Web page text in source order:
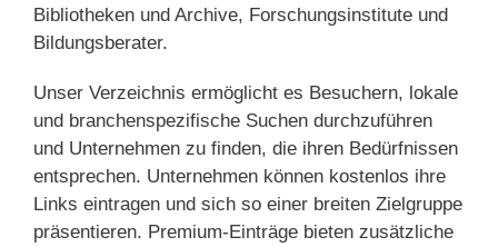
Bibliotheken und Archive, Forschungsinstitute und
Bildungsberater.
Unser Verzeichnis ermöglicht es Besuchern, lokale
und branchenspezifische Suchen durchzuführen
und Unternehmen zu finden, die ihren Bedürfnissen
entsprechen. Unternehmen können kostenlos ihre
Links eintragen und sich so einer breiten Zielgruppe
präsentieren. Premium-Einträge bieten zusätzliche